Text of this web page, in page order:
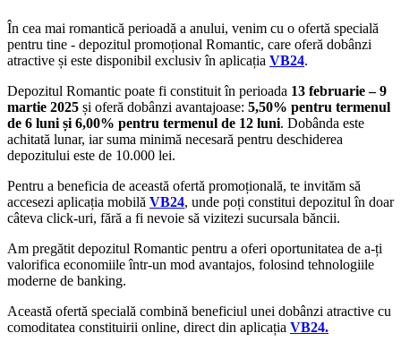
În cea mai romantică perioadă a anului, venim cu o ofertă specială
pentru tine - depozitul promoțional Romantic, care oferă dobânzi
atractive și este disponibil exclusiv în aplicația VB24.
Depozitul Romantic poate fi constituit în perioada 13 februarie – 9
martie 2025 și oferă dobânzi avantajoase: 5,50% pentru termenul
de 6 luni și 6,00% pentru termenul de 12 luni. Dobânda este
achitată lunar, iar suma minimă necesară pentru deschiderea
depozitului este de 10.000 lei.
Pentru a beneficia de această ofertă promoțională, te invităm să
accesezi aplicația mobilă VB24, unde poți constitui depozitul în doar
câteva click-uri, fără a fi nevoie să vizitezi sucursala băncii.
Am pregătit depozitul Romantic pentru a oferi oportunitatea de a-ți
valorifica economiile într-un mod avantajos, folosind tehnologiile
moderne de banking.
Această ofertă specială combină beneficiul unei dobânzi atractive cu
comoditatea constituirii online, direct din aplicația VB24.